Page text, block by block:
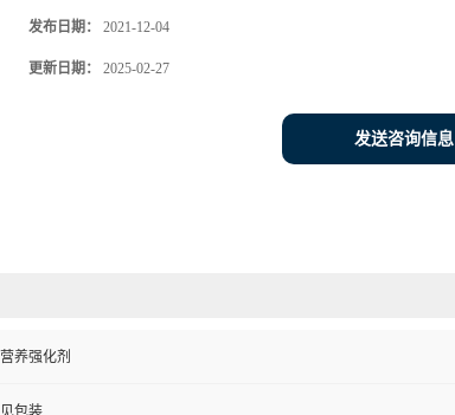
发布日期： 2021-12-04
更新日期： 2025-02-27
发送咨询信息
营养强化剂
见包装